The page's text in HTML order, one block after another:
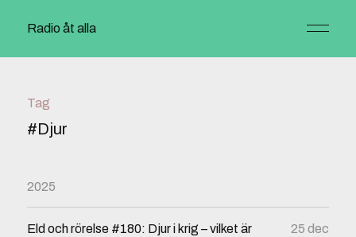
Radio åt alla
Tag
#Djur
2025
Eld och rörelse #180: Djur i krig – vilket är
25 dec